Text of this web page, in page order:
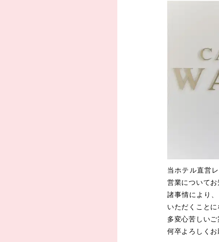
当ホテル直営
営業についてお
諸事情により
いただくことに
多変心苦しいご
何卒よろしくお